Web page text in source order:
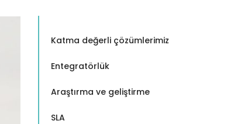
Katma değerli çözümlerimiz
Entegratörlük
Araştırma ve geliştirme
SLA